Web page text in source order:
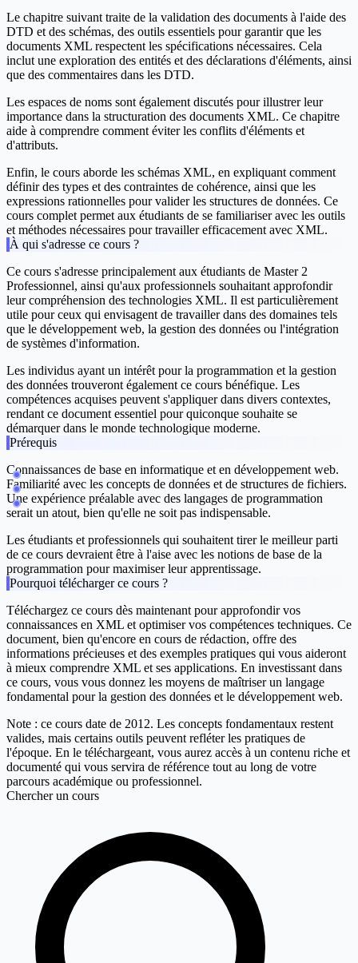
Le chapitre suivant traite de la validation des documents à l'aide des
DTD et des schémas, des outils essentiels pour garantir que les
documents XML respectent les spécifications nécessaires. Cela
inclut une exploration des entités et des déclarations d'éléments, ainsi
que des commentaires dans les DTD.
Les espaces de noms sont également discutés pour illustrer leur
importance dans la structuration des documents XML. Ce chapitre
aide à comprendre comment éviter les conflits d'éléments et
d'attributs.
Enfin, le cours aborde les schémas XML, en expliquant comment
définir des types et des contraintes de cohérence, ainsi que les
expressions rationnelles pour valider les structures de données. Ce
cours complet permet aux étudiants de se familiariser avec les outils
et méthodes nécessaires pour travailler efficacement avec XML.
À qui s'adresse ce cours ?
Ce cours s'adresse principalement aux étudiants de Master 2
Professionnel, ainsi qu'aux professionnels souhaitant approfondir
leur compréhension des technologies XML. Il est particulièrement
utile pour ceux qui envisagent de travailler dans des domaines tels
que le développement web, la gestion des données ou l'intégration
de systèmes d'information.
Les individus ayant un intérêt pour la programmation et la gestion
des données trouveront également ce cours bénéfique. Les
compétences acquises peuvent s'appliquer dans divers contextes,
rendant ce document essentiel pour quiconque souhaite se
démarquer dans le monde technologique moderne.
Prérequis
Connaissances de base en informatique et en développement web.
Familiarité avec les concepts de données et de structures de fichiers.
Une expérience préalable avec des langages de programmation
serait un atout, bien qu'elle ne soit pas indispensable.
Les étudiants et professionnels qui souhaitent tirer le meilleur parti
de ce cours devraient être à l'aise avec les notions de base de la
programmation pour maximiser leur apprentissage.
Pourquoi télécharger ce cours ?
Téléchargez ce cours dès maintenant pour approfondir vos
connaissances en XML et optimiser vos compétences techniques. Ce
document, bien qu'encore en cours de rédaction, offre des
informations précieuses et des exemples pratiques qui vous aideront
à mieux comprendre XML et ses applications. En investissant dans
ce cours, vous vous donnez les moyens de maîtriser un langage
fondamental pour la gestion des données et le développement web.
Note : ce cours date de 2012. Les concepts fondamentaux restent
valides, mais certains outils peuvent refléter les pratiques de
l'époque. En le téléchargeant, vous aurez accès à un contenu riche et
documenté qui vous servira de référence tout au long de votre
parcours académique ou professionnel.
Chercher un cours